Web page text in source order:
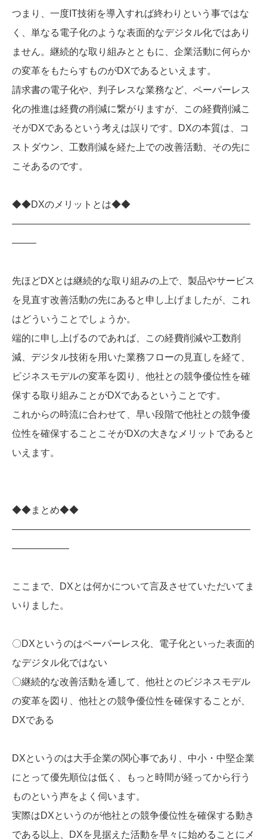
つまり、一度IT技術を導入すれば終わりという事ではな
く、単なる電子化のような表面的なデジタル化ではあり
ません。継続的な取り組みとともに、企業活動に何らか
の変革をもたらすものがDXであるといえます。
請求書の電子化や、判子レスな業務など、ペーパーレス
化の推進は経費の削減に繋がりますが、この経費削減こ
そがDXであるという考えは誤りです。DXの本質は、コ
ストダウン、工数削減を経た上での改善活動、その先に
こそあるのです。
◆◆DXのメリットとは◆◆
—————————————————————————
——–
先ほどDXとは継続的な取り組みの上で、製品やサービス
を見直す改善活動の先にあると申し上げましたが、これ
はどういうことでしょうか。
端的に申し上げるのであれば、この経費削減や工数削
減、デジタル技術を用いた業務フローの見直しを経て、
ビジネスモデルの変革を図り、他社との競争優位性を確
保する取り組みことがDXであるということです。
これからの時流に合わせて、早い段階で他社との競争優
位性を確保することこそがDXの大きなメリットであると
いえます。
◆◆まとめ◆◆
—————————————————————————
——————
ここまで、DXとは何かについて言及させていただいてま
いりました。
〇DXというのはペーパーレス化、電子化といった表面的
なデジタル化ではない
〇継続的な改善活動を通して、他社とのビジネスモデル
の変革を図り、他社との競争優位性を確保することが、
DXである
DXというのは大手企業の関心事であり、中小・中堅企業
にとって優先順位は低く、もっと時間が経ってから行う
ものという声をよく伺います。
実際はDXというのが他社との競争優位性を確保する動き
である以上、DXを見据えた活動を早々に始めることにメ